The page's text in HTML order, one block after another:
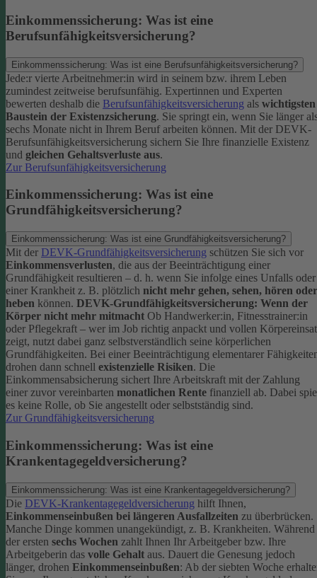
Einkommenssicherung: Was ist eine
Berufsunfähigkeitsversicherung?
Einkommenssicherung: Was ist eine Berufsunfähigkeitsversicherung?
Jede:r vierte Arbeitnehmer:in wird in seinem bzw. ihrem Leben
zumindest zeitweise berufsunfähig. Expertinnen und Experten
bewerten deshalb die Berufsunfähigkeitsversicherung als wichtigsten
Baustein der Existenzsicherung. Sie springt ein, wenn Sie länger
sechs Monate nicht in Ihrem Beruf arbeiten können. Mit der DEVK-
Berufsunfähigkeitsversicherung sichern Sie Ihre finanzielle Existenz
und gleichen Gehaltsverluste aus.
Zur Berufsunfähigkeitsversicherung
Einkommenssicherung: Was ist eine
Grundfähigkeitsversicherung?
Einkommenssicherung: Was ist eine Grundfähigkeitsversicherung?
Mit der DEVK-Grundfähigkeitsversicherung schützen Sie sich vor
Einkommensverlusten, die aus der Beeinträchtigung einer
Grundfähigkeit resultieren – d. h. wenn Sie infolge eines Unfalls oder
einer Krankheit z. B. plötzlich nicht mehr gehen, sehen, hören oder
heben können. DEVK-Grundfähigkeitsversicherung: Wenn der
Körper nicht mehr mitmacht Ob Handwerker:in, Fitnesstrainer:in
oder Pflegekraft – wer im Job richtig anpackt und vollen
zeigt, nutzt dabei ganz selbstverständlich seine körperlichen
Grundfähigkeiten. Bei einer Beeinträchtigung elementarer
drohen dann schnell existenzielle Risiken. Die
Einkommensabsicherung sichert Ihre Arbeitskraft mit der Zahlung
einer zuvor vereinbarten monatlichen Rente finanziell ab. Dabei
es keine Rolle, ob Sie angestellt oder selbstständig sind.
Zur Grundfähigkeitsversicherung
Einkommenssicherung: Was ist eine
Krankentagegeldversicherung?
Einkommenssicherung: Was ist eine Krankentagegeldversicherung?
Die DEVK-Krankentagegeldversicherung hilft Ihnen,
Einkommenseinbußen bei längeren Ausfallzeiten zu überbrücken.
Manche Dinge kommen unangekündigt, z. B. Krankheiten. Während
der ersten sechs Wochen zahlt Ihnen Ihr Arbeitgeber bzw. Ihre
Arbeitgeberin das volle Gehalt aus. Dauert die Genesung jedoch
länger, drohen Einkommenseinbußen: Ab der siebten Woche